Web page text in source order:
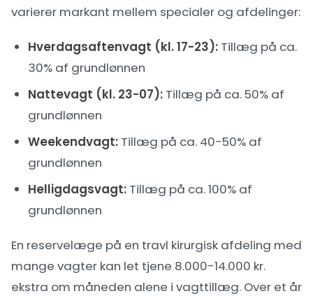
varierer markant mellem specialer og afdelinger:
Hverdagsaftenvagt (kl. 17-23): Tillæg på ca.
30% af grundlønnen
Nattevagt (kl. 23-07): Tillæg på ca. 50% af
grundlønnen
Weekendvagt: Tillæg på ca. 40-50% af
grundlønnen
Helligdagsvagt: Tillæg på ca. 100% af
grundlønnen
En reservelæge på en travl kirurgisk afdeling med
mange vagter kan let tjene 8.000-14.000 kr.
ekstra om måneden alene i vagttillæg. Over et år